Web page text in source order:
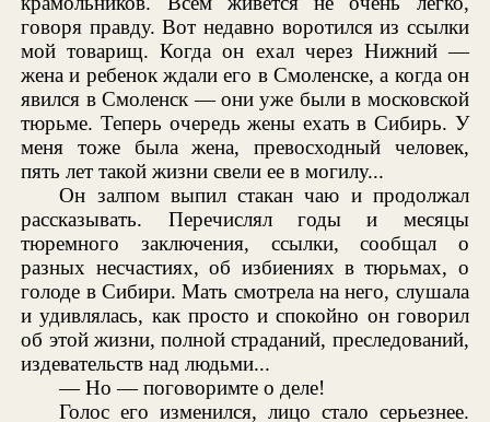
говоря правду. Вот недавно воротился из ссылки
мой товарищ. Когда он ехал через Нижний —
жена и ребенок ждали его в Смоленске, а когда он
явился в Смоленск — они уже были в московской
тюрьме. Теперь очередь жены ехать в Сибирь. У
меня тоже была жена, превосходный человек,
пять лет такой жизни свели ее в могилу...
Он залпом выпил стакан чаю и продолжал
рассказывать. Перечислял годы и месяцы
тюремного заключения, ссылки, сообщал о
разных несчастиях, об избиениях в тюрьмах, о
голоде в Сибири. Мать смотрела на него, слушала
и удивлялась, как просто и спокойно он говорил
об этой жизни, полной страданий, преследований,
издевательств над людьми...
— Но — поговоримте о деле!
Голос его изменился, лицо стало серьезнее.